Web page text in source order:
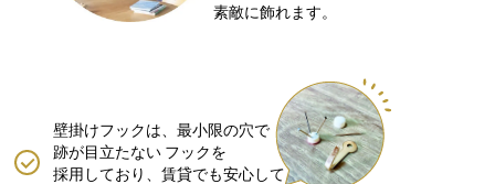
素敵に飾れます。
壁掛けフックは、最小限の穴で
跡が目立たない フックを
採用しており、賃貸でも安心して